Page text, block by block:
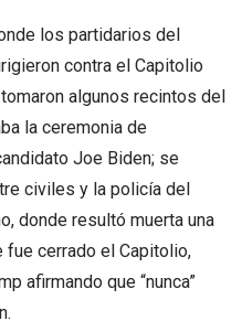
los partidarios del
contra el Capitolio
algunos recintos del
la ceremonia de
Joe Biden; se
civiles y la policía del
donde resultó muerta una
fue cerrado el Capitolio,
afirmando que “nunca”